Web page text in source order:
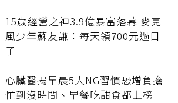
15歲經營之神3.9億暴富落幕 麥克
風少年蘇友謙：每天領700元過日
子
心臟醫揭早晨5大NG習慣恐增負擔
忙到沒時間、早餐吃甜食都上榜